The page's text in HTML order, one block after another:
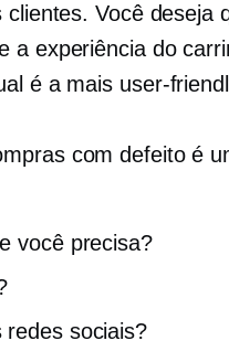
Você deseja
a experiência do
é a mais user-
com defeito é
você precisa?
sociais?